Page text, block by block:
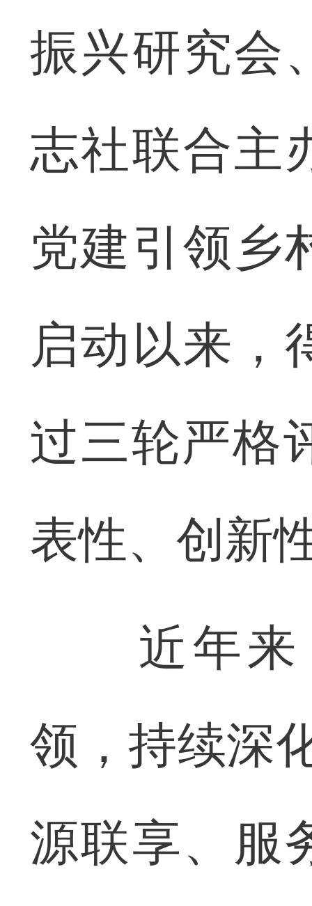
振兴研究会
志社联合主
党建引领乡
启动以来，
过三轮严格
表性、创新
近年来，
领，持续深
源联享、服